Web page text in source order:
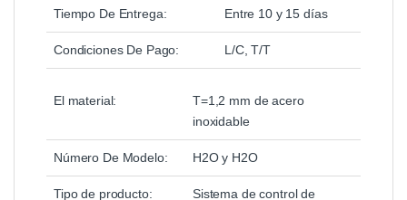
Tiempo De Entrega: Entre 10 y 15 días
Condiciones De Pago: L/C, T/T
El material:
T=1,2 mm de acero
inoxidable
Número De Modelo: H2O y H2O
Tipo de producto: Sistema de control de